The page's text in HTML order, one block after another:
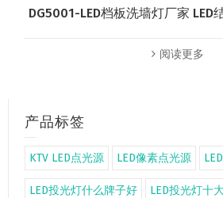
DG5001-LED档板洗墙灯厂家 LED
阅读更多
产品标签
KTV LED点光源 LED像素点光源
LED投光灯什么牌子好 LED投光灯十